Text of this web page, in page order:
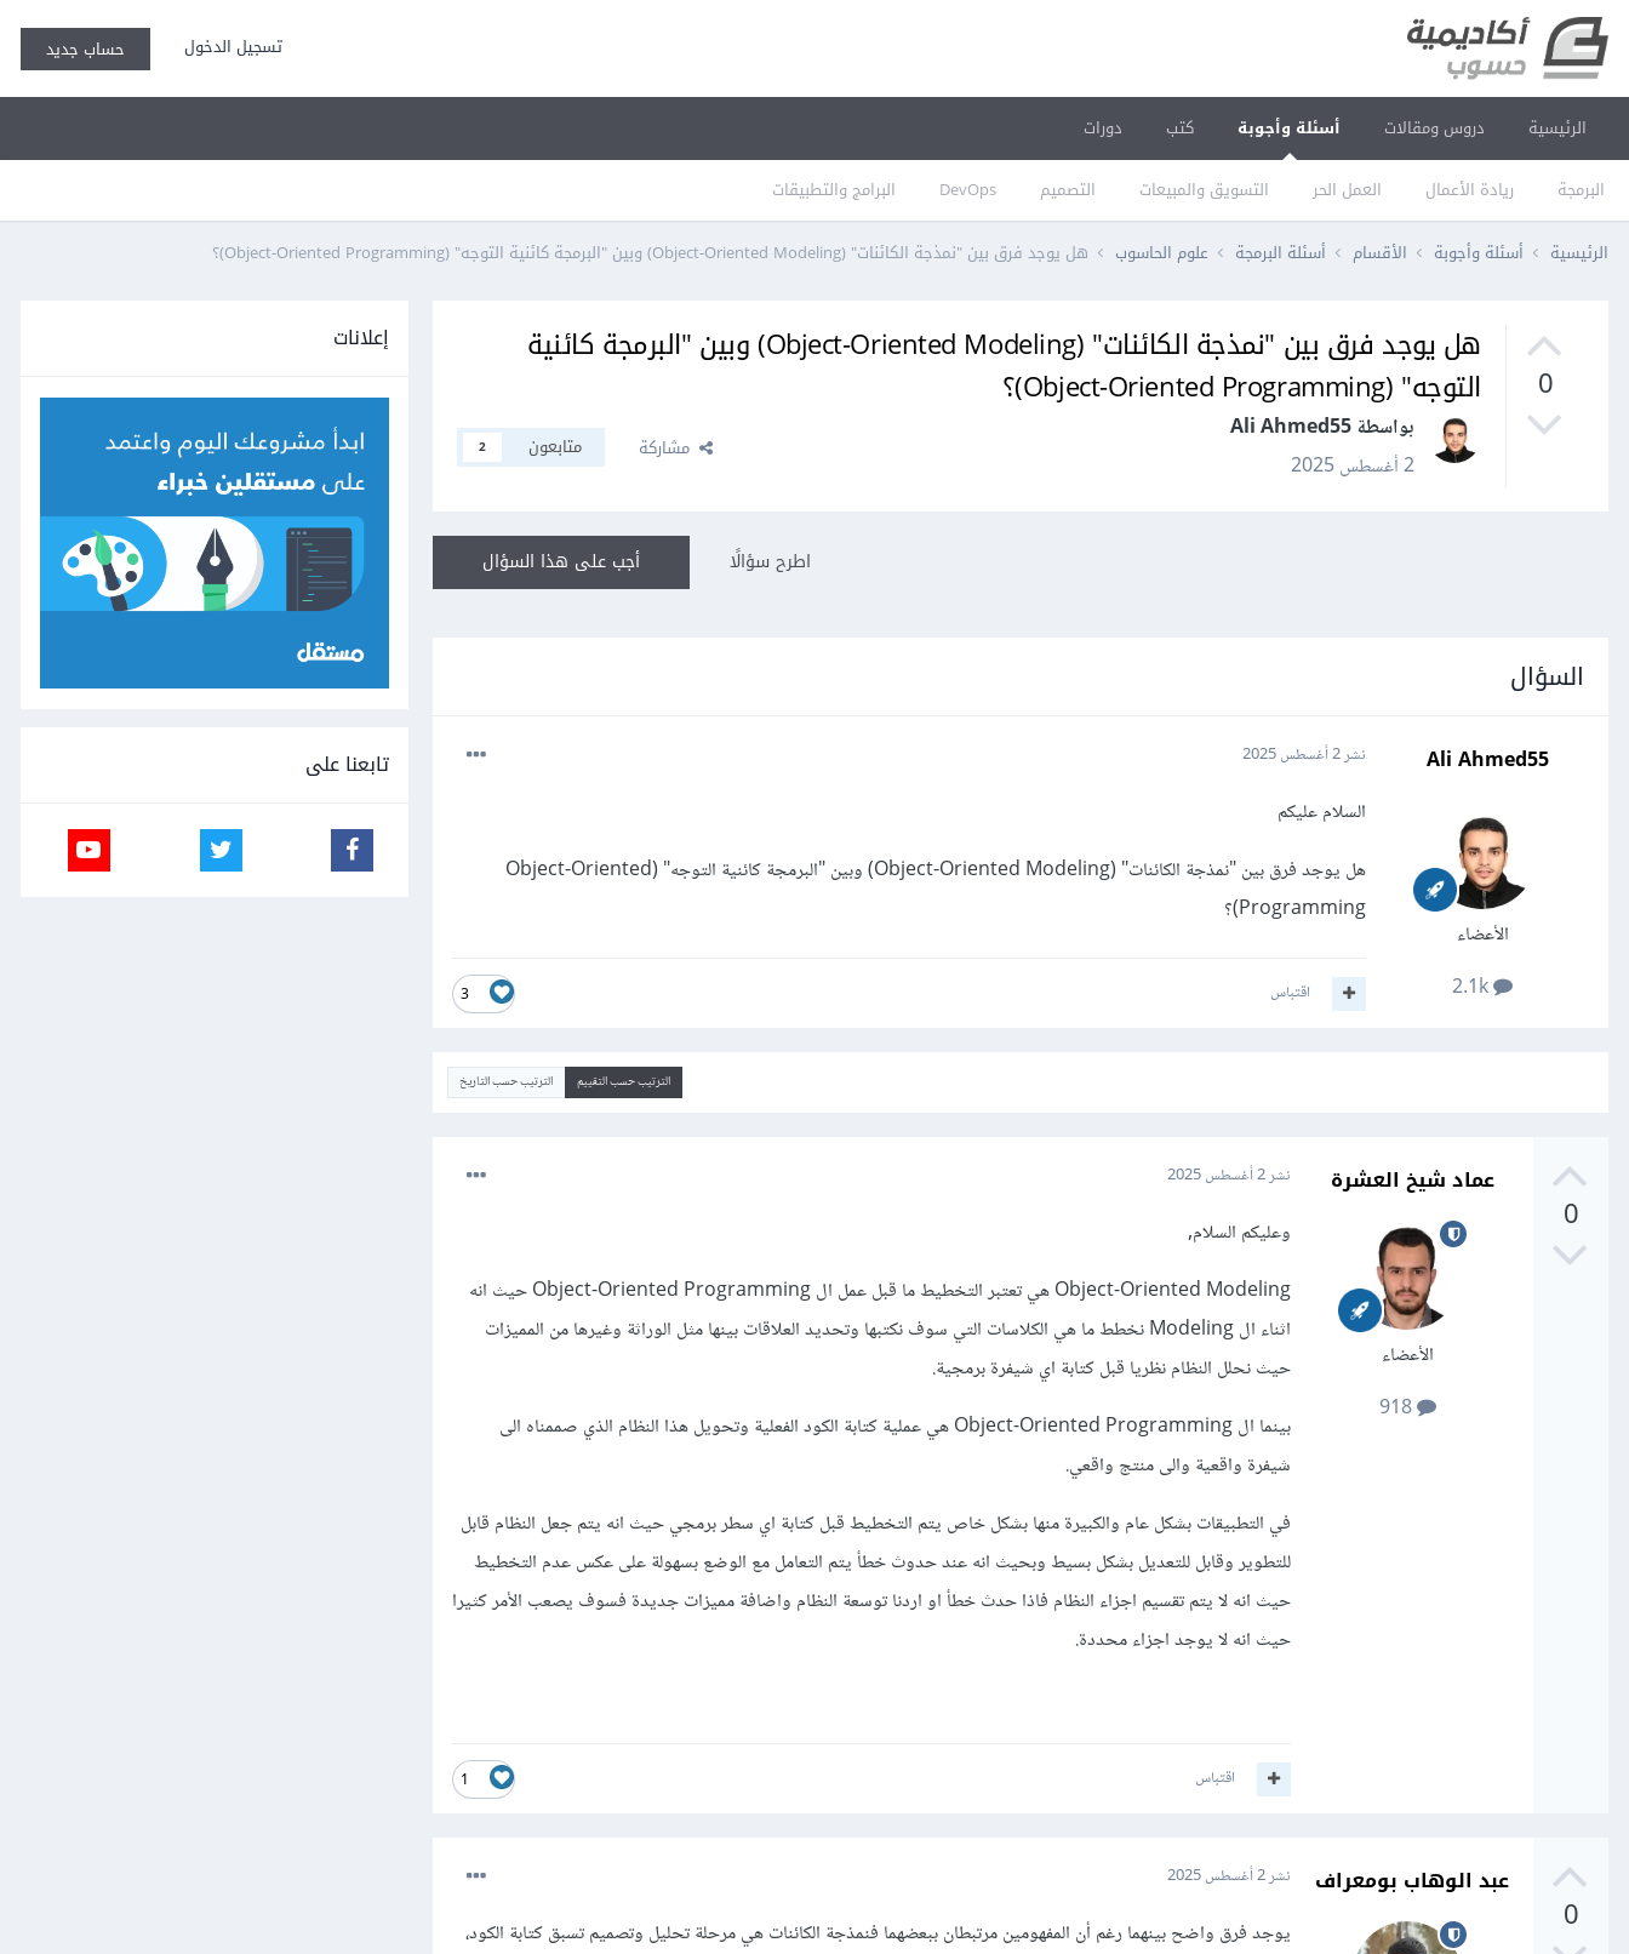
تسجيل الدخول حساب جديد
الرئيسية دروس ومقالات أسئلة وأجوبة
البرمجة ريادة الأعمال العمل الحر التسويق والمبيعات التصميم DevOps البرامج والتطبيقات
كتب دورات
الرئيسية أسئلة وأجوبة الأقسام أسئلة البرمجة علوم الحاسوب هل يوجد فرق بين "نمذجة الكائنات" (Object-Oriented Modeling) وبين "البرمجة كائنية التوجه" (Object-Oriented Programming)؟
0
هل يوجد فرق بين "نمذجة الكائنات" (Object-Oriented Modeling) وبين "البرمجة كائنية
التوجه" (Object-Oriented Programming)؟
بواسطة Ali Ahmed55
2 أغسطس 2025
مشاركة متابعون 2
أجب على هذا السؤال اطرح سؤالًا
السؤال
Ali Ahmed55
الأعضاء
نشر2 أغسطس 2025
السلام عليكم
هل يوجد فرق بين "نمذجة الكائنات" (Object-Oriented Modeling) وبين "البرمجة كائنية التوجه" (Object-Oriented
Programming)؟
3 اقتباس
الترتيب حسب التقييم الترتيب حسب التاريخ
0
عماد شيخ العشرة
الأعضاء
918
نشر2 أغسطس 2025
وعليكم السلام,
Object-Oriented Modeling هي تعتبر التخطيط ما قبل عمل ال Object-Oriented Programming حيث انه
اثناء ال Modeling نخطط ما هي الكلاسات التي سوف نكتبها وتحديد العلاقات بينها مثل الوراثة وغيرها من المميزات
حيث نحلل النظام نظريا قبل كتابة اي شيفرة برمجية.
بينما ال Object-Oriented Programming هي عملية كتابة الكود الفعلية وتحويل هذا النظام الذي صممناه الى
شيفرة واقعية والى منتج واقعي.
في التطبيقات بشكل عام والكبيرة منها بشكل خاص يتم التخطيط قبل كتابة اي سطر برمجي حيث انه يتم جعل النظام قابل
للتطوير وقابل للتعديل بشكل بسيط وبحيث انه عند حدوث خطأ يتم التعامل مع الوضع بسهولة على عكس عدم التخطيط
حيث انه لا يتم تقسيم اجزاء النظام فاذا حدث خطأ او اردنا توسعة النظام واضافة مميزات جديدة فسوف يصعب الأمر كثيرا
حيث انه لا يوجد اجزاء محددة.
1 اقتباس
0
عبد الوهاب بومعراف نشر2 أغسطس 2025
يوجد فرق واضح بينهما رغم أن المفهومين مرتبطان ببعضهما فنمذجة الكائنات هي مرحلة تحليل وتصميم تسبق كتابة الكود،
إعلانات
تابعنا على